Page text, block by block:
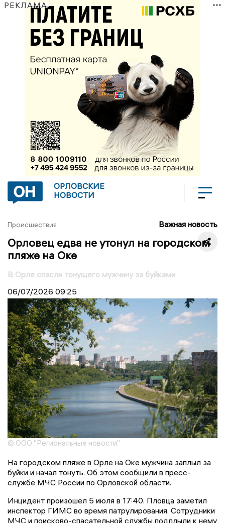
РЕКЛАМА
ОРЛОВСКИЕ
НОВОСТИ
Происшествия Важная новость
Орловец едва не утонул на городском
пляже на Оке
В Орле спасли тонущего мужчину за буйками
06/07/2026 09:25
© ООО "Региональные новости"
На городском пляже в Орле на Оке мужчина заплыл за
буйки и начал тонуть. Об этом сообщили в пресс-
службе МЧС России по Орловской области.
Инцидент произошёл 5 июля в 17:40. Пловца заметил
инспектор ГИМС во время патрулирования. Сотрудники
МЧС и поисково-спасательной службы подплыли к нему